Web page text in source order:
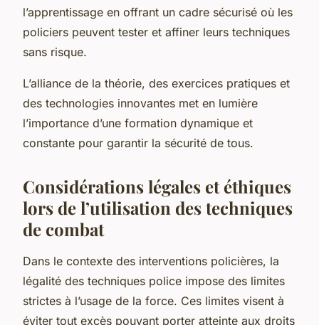
l’apprentissage en offrant un cadre sécurisé où les
policiers peuvent tester et affiner leurs techniques
sans risque.
L’alliance de la théorie, des exercices pratiques et
des technologies innovantes met en lumière
l’importance d’une formation dynamique et
constante pour garantir la sécurité de tous.
Considérations légales et éthiques
lors de l’utilisation des techniques
de combat
Dans le contexte des interventions policières, la
légalité des techniques police impose des limites
strictes à l’usage de la force. Ces limites visent à
éviter tout excès pouvant porter atteinte aux droits